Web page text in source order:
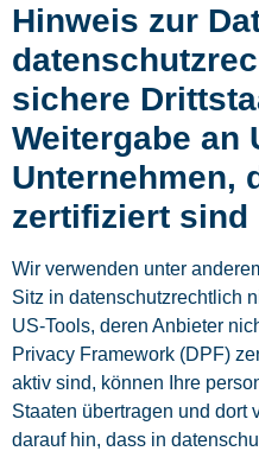
Hinweis zur
sichere
Weitergabe an
Unternehmen,
zertifiziert sind
Wir verwenden unter
Sitz in datenschutzrechtlich
US-Tools, deren Anbieter
Privacy Framework (DPF)
aktiv sind, können Ihre
Staaten übertragen und dort
darauf hin, dass in